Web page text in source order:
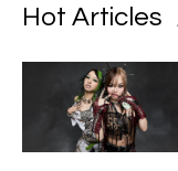
Hot Articles